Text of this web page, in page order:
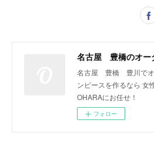
名古屋 豊橋 豊川でオ
ンピースを作るなら 女
OHARAにお任せ！
フォロー